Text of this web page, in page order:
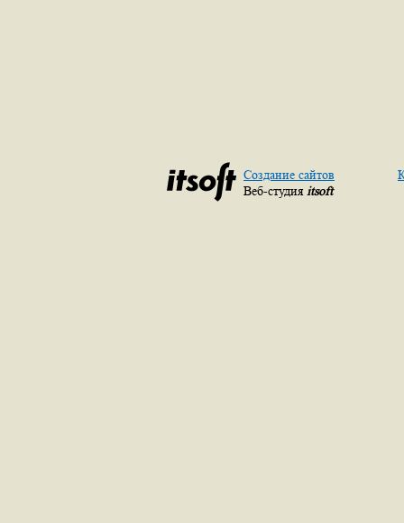
Создание сайтов
Веб-студия itsoft